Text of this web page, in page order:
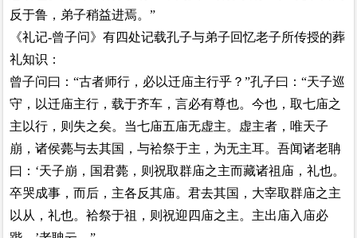
反于鲁，弟子稍益进焉。”
《礼记-曾子问》有四处记载孔子与弟子回忆老子所传授的葬
礼知识：
曾子问曰：“古者师行，必以迁庙主行乎？”孔子曰：“天子巡
守，以迁庙主行，载于齐车，言必有尊也。今也，取七庙之
主以行，则失之矣。当七庙五庙无虚主。虚主者，唯天子
崩，诸侯薨与去其国，与袷祭于主，为无主耳。吾闻诸老聃
曰：‘天子崩，国君薨，则祝取群庙之主而藏诸祖庙，礼也。
卒哭成事，而后，主各反其庙。君去其国，大宰取群庙之主
以从，礼也。袷祭于祖，则祝迎四庙之主。主出庙入庙必